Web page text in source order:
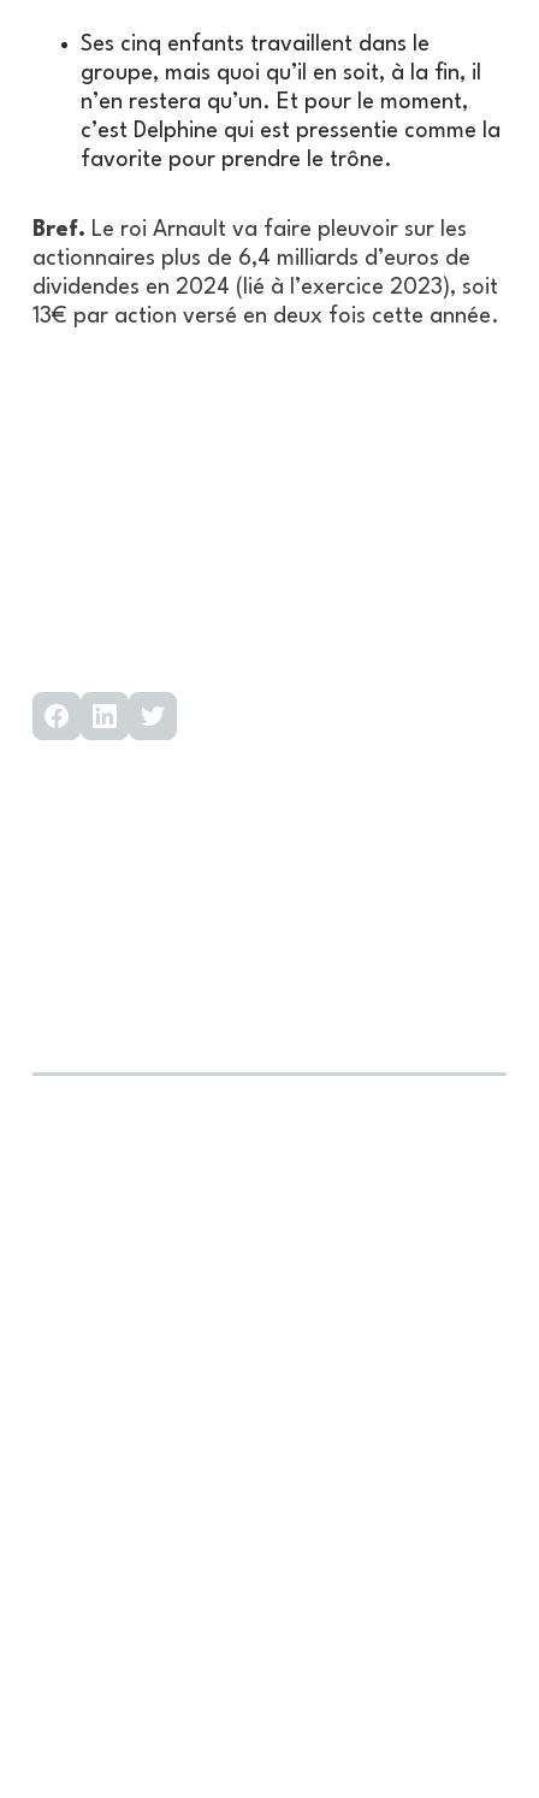
Ses cinq enfants travaillent dans le
groupe, mais quoi qu’il en soit, à la fin, il
n’en restera qu’un. Et pour le moment,
c’est Delphine qui est pressentie comme la
favorite pour prendre le trône.
Bref. Le roi Arnault va faire pleuvoir sur les
actionnaires plus de 6,4 milliards d’euros de
dividendes en 2024 (lié à l’exercice 2023), soit
13€ par action versé en deux fois cette année.